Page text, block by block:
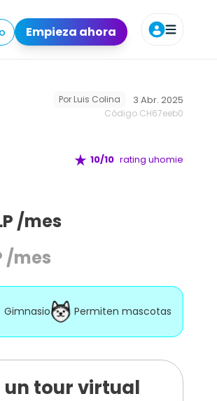
Empieza ahora
Ubicación Agendar tour
Por Luis Colina 3 Abr. 2025
Código CH67eeb0
10/10 rating uhomie
/mes
/mes
Gimnasio Permiten mascotas
un tour virtual